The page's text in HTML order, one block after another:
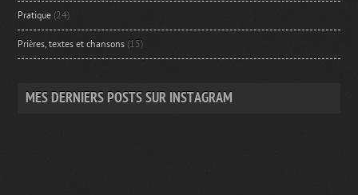
Pratique (24)
Prières, textes et chansons (15)
MES DERNIERS POSTS SUR INSTAGRAM